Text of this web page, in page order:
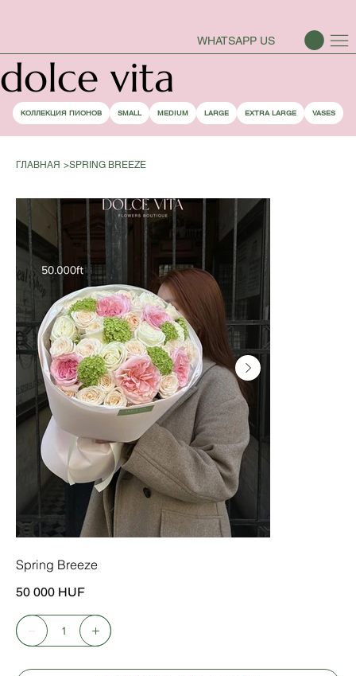
WHATSAPP US
dolce vita
КОЛЛЕКЦИЯ ПИОНОВ SMALL MEDIUM LARGE EXTRA LARGE VASES
ГЛАВНАЯ >SPRING BREEZE
Spring Breeze
50 000 HUF